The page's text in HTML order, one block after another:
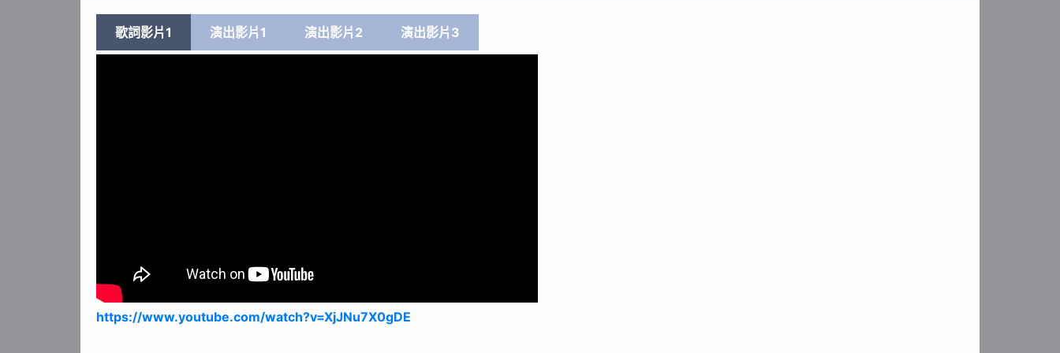
歌詞影片1 演出影片1 演出影片2 演出影片3
https://www.youtube.com/watch?v=XjJNu7X0gDE